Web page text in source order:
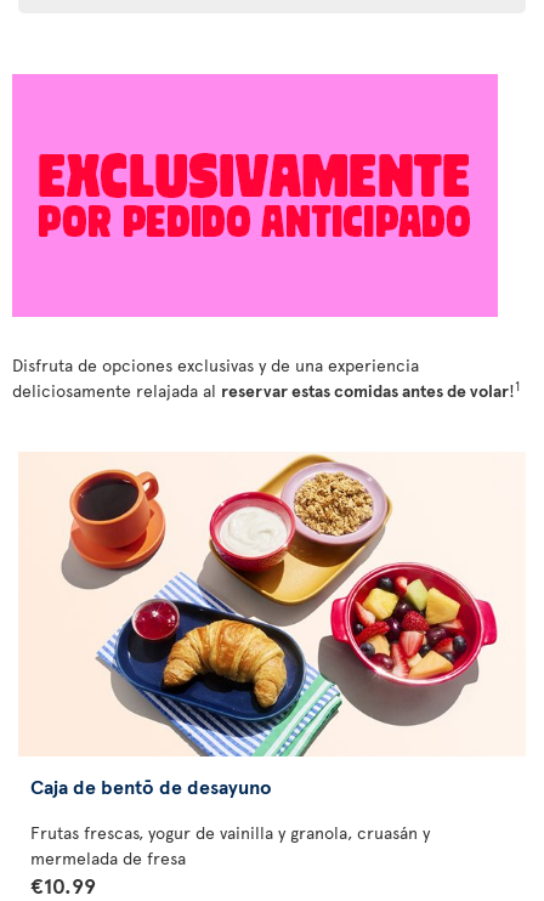
Disfruta de opciones exclusivas y de una experiencia
deliciosamente relajada al reservar estas comidas antes de volar!1
Caja de bentō de desayuno
Frutas frescas, yogur de vainilla y granola, cruasán y
mermelada de fresa
€10.99